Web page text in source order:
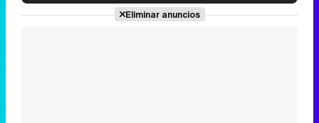
'120 Minutos' celebra sus 2.000 programas en Telemadrid con un vídeo del día a día en la redacción
Eliminar anuncios